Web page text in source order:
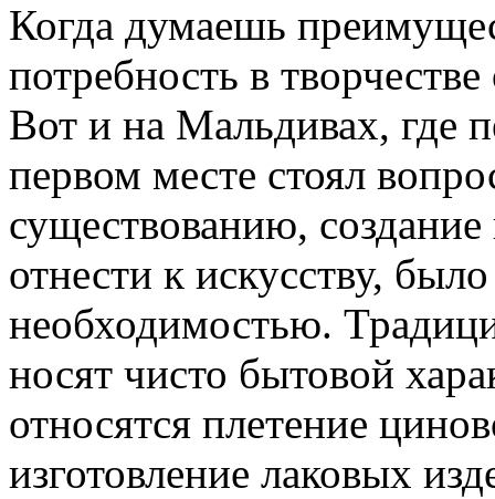
Когда думаешь
потребность в
Вот и на Мальдивах, где
первом месте стоял
существованию,
отнести к искусству,
необходимостью.
носят чисто бытовой
относятся плетение
изготовление лаковых